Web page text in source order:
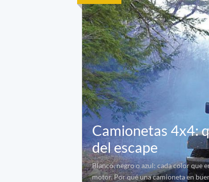
Camionetas 4x4:
del escape
Blanco, negro o azul: cada color que
motor. Por qué una camioneta en